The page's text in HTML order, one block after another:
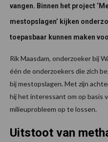
vangen. Binnen het project
mestopslagen’ kijken
toepasbaar kunnen maken
Rik Maasdam, onderzoeker bij
één de onderzoekers die zich
bij mestopslagen. Met zijn
hij het interessant om op basis
milieuprobleem op te lossen.
Uitstoot van